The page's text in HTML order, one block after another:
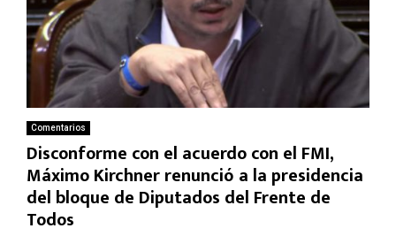
Comentarios
Disconforme con el acuerdo con el FMI,
Máximo Kirchner renunció a la presidencia
del bloque de Diputados del Frente de
Todos